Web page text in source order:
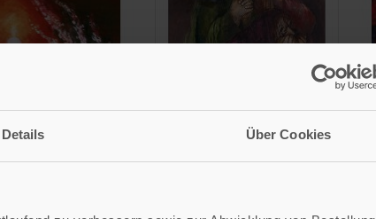
Details Über Cookies